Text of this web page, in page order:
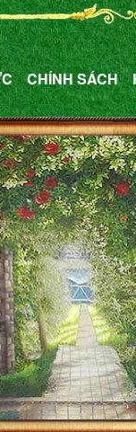
CHÍNH SÁCH